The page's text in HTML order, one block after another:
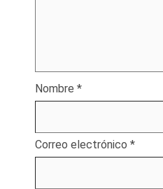
Nombre *
Correo electrónico *